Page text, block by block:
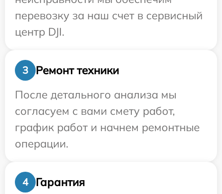
перевозку за наш счет в сервисный
центр DJI.
3
Ремонт техники
После детального анализа мы
согласуем с вами смету работ,
график работ и начнем ремонтные
операции.
4 Гарантия